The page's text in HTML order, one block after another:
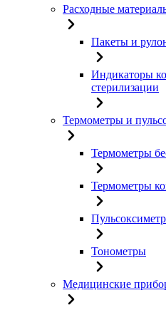
Расходные
Пакеты и
Индикаторы
стерилизации
Термометры и
Термометры
Термометры
Тонометры
Медицинские